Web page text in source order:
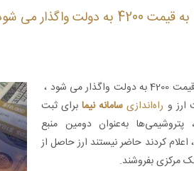
واگذار می شود
ارز پتروشیمی ها به قیمت 4200 به دولت واگذار می شود ،
ارز و راه‌اندازی سامانه نیما برای ثبت
پتروشیمی‌ها به‌عنوان دومین منبع
اعلام کردند حاضر نیستند ارز حاصل از
مرکزی بفروشند.